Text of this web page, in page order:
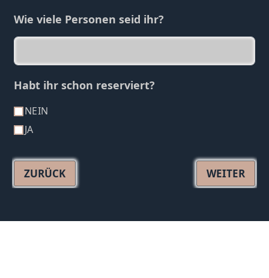
Wie viele Personen seid ihr?
Habt ihr schon reserviert?
NEIN
JA
ZURÜCK WEITER